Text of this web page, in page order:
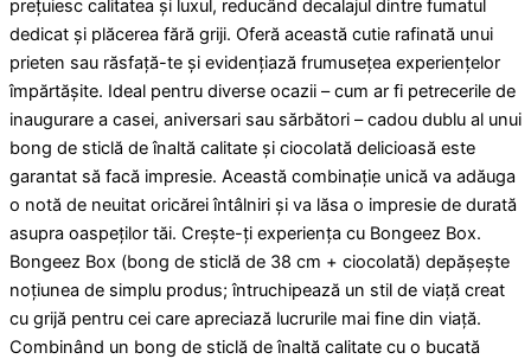
prețuiesc calitatea și luxul, reducând decalajul dintre fumatul
dedicat și plăcerea fără griji. Oferă această cutie rafinată unui
prieten sau răsfață-te și evidențiază frumusețea experiențelor
împărtășite. Ideal pentru diverse ocazii – cum ar fi petrecerile de
inaugurare a casei, aniversari sau sărbători – cadou dublu al unui
bong de sticlă de înaltă calitate și ciocolată delicioasă este
garantat să facă impresie. Această combinație unică va adăuga
o notă de neuitat oricărei întâlniri și va lăsa o impresie de durată
asupra oaspeților tăi. Crește-ți experiența cu Bongeez Box.
Bongeez Box (bong de sticlă de 38 cm + ciocolată) depășește
noțiunea de simplu produs; întruchipează un stil de viață creat
cu grijă pentru cei care apreciază lucrurile mai fine din viață.
Combinând un bong de sticlă de înaltă calitate cu o bucată